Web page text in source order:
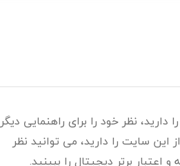
نظر خود را برای راهنمایی دیگر
سایت را دارید، می توانید نظر
اعتبار برتر دیجیتال را ببینید.